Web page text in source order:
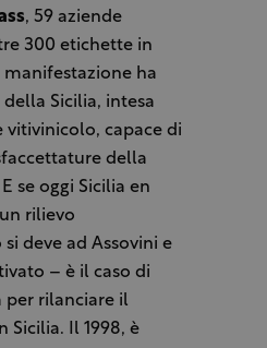
, 59 aziende
300 etichette in
manifestazione ha
Sicilia, intesa
capace di
della
se oggi Sicilia en
rilievo
deve ad Assovini e
– è il caso di
per rilanciare il
Sicilia. Il 1998, è